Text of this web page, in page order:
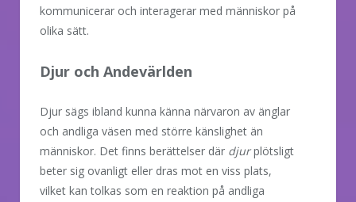
kommunicerar och interagerar med människor på
olika sätt.
Djur och Andevärlden
Djur sägs ibland kunna känna närvaron av änglar
och andliga väsen med större känslighet än
människor. Det finns berättelser där djurplötsligt
beter sig ovanligt eller dras mot en viss plats,
vilket kan tolkas som en reaktion på andliga